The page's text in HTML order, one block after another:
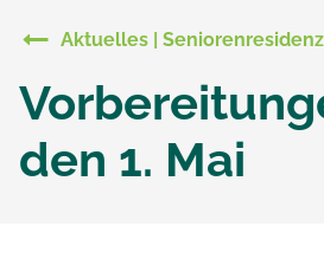
Aktuelles |
den 1. Mai